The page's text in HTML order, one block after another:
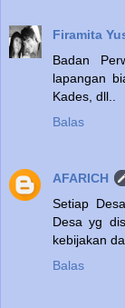
Firamita
Badan
lapangan
Kades, dll..
Balas
AFARICH
Setiap
Desa yg
kebijakan
Balas